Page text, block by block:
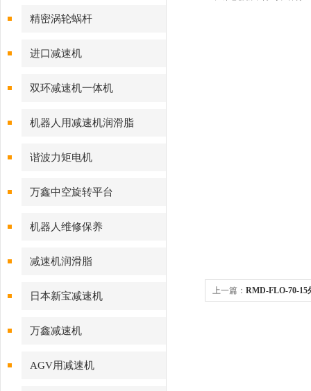
精密涡轮蜗杆
进口减速机
双环减速机一体机
机器人用减速机润滑脂
谐波力矩电机
万鑫中空旋转平台
机器人维修保养
减速机润滑脂
日本新宝减速机
万鑫减速机
AGV用减速机
上一篇： RMD-FLO-70-15